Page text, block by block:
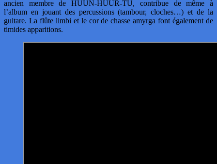
ancien membre de HUUN-HUUR-TU, contribue de même à
l’album en jouant des percussions (tambour, cloches…) et de la
guitare. La flûte limbi et le cor de chasse amyrga font également de
timides apparitions.